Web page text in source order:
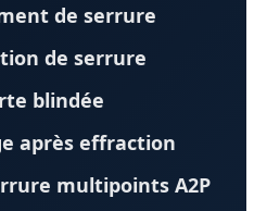
de serrure
de serrure
blindée
après effraction
multipoints A2P